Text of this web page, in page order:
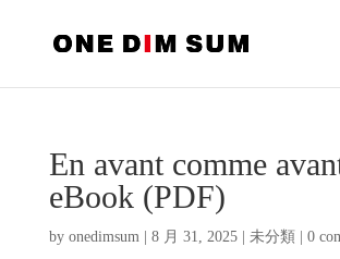
En avant comme
eBook (PDF)
by onedimsum| 8 月 31, 2025| 未分類 0